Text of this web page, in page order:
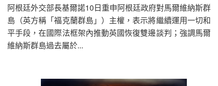
阿根廷外交部長基爾諾10日重申阿根廷政府對馬爾維納斯群
島（英方稱「福克蘭群島」）主權，表示將繼續運用一切和
平手段，在國際法框架內推動英國恢復雙邊談判；強調馬爾
維納斯群島過去屬於...